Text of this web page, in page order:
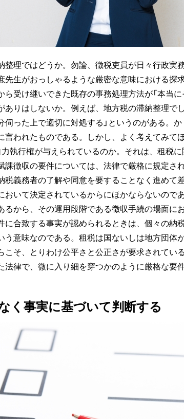
整理ではどうか。勿論、徴税吏員が日々行政実
先生がおっしゃるような厳密な意味における探
ら受け継いできた既存の事務処理方法が「本当
ありはしないか。例えば、地方税の滞納整理で
伺った上で適切に対処する」というのがある。
言われたものである。しかし、よく考えてみて
力執行権が与えられているのか。それは、租税
課徴収の要件については、法律で厳格に規定さ
税義務者の了解や同意を要することなく進めて
おいて決定されているからにほかならないので
るから、その運用段階である徴収手続の場面に
に合致する事実が認められるときは、個々の納
う意味なのである。租税は国ないしは地方団体
こそ、とりわけ公平さと公正さが要求されてい
法律で、微に入り細を穿つかのように厳格な要
く事実に基づいて判断する